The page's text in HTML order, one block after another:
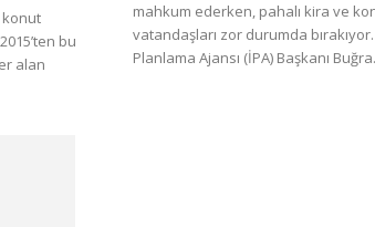
konut
bu
alan
mahkum ederken, pahalı kira ve
vatandaşları zor durumda
Planlama Ajansı (İPA) Başkanı